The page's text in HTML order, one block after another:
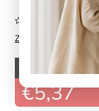
Značka: BOBOLI
–70 %
€5,37